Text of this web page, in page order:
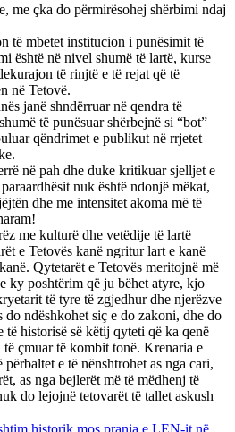
me çka do përmirësohej shërbimi ndaj
të mbetet institucion i punësimit të
është në nivel shumë të lartë, kurse
të rinjtë e të rejat që të
në Tetovë.
janë shndërruar në qendra të
të punësuar shërbejnë si “bot”
qëndrimet e publikut në rrjetet
në pah dhe duke kritikuar sjelljet e
nuk është ndonjë mëkat,
dhe me intensitet akoma më të
me kulturë dhe vetëdije të lartë
e Tetovës kanë ngritur lart e kanë
Qytetarët e Tetovës meritojnë më
ky poshtërim që ju bëhet atyre, kjo
të tyre të zgjedhur dhe njerëzve
do ndëshkohet siç e do zakoni, dhe do
të historisë së këtij qyteti që ka qenë
të çmuar të kombit tonë. Krenaria e
e të nënshtrohet as nga cari,
as nga bejlerët më të mëdhenj të
do lejojnë tetovarët të tallet askush
historik mos prania e LEN-it në